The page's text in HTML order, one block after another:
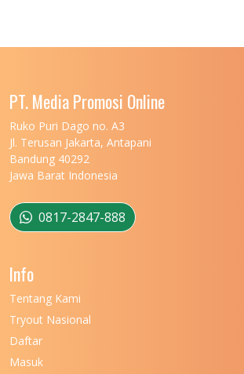
UNIVERSITAS MALIKUSSALEH
UNIVERSITAS MARITIM RAJA ALI HAJI
UNIVERSITAS MATARAM
UNIVERSITAS MULAWARMAN
UNIVERSITAS MUSAMUS
UNIVERSITAS NEGERI KHAIRUN
PT. Media Promosi Online
Ruko Puri Dago no. A3
Jl. Terusan Jakarta, Antapani
Bandung 40292
Jawa Barat Indonesia
0817-2847-888
Info
Tentang Kami
Tryout Nasional
Daftar
Masuk